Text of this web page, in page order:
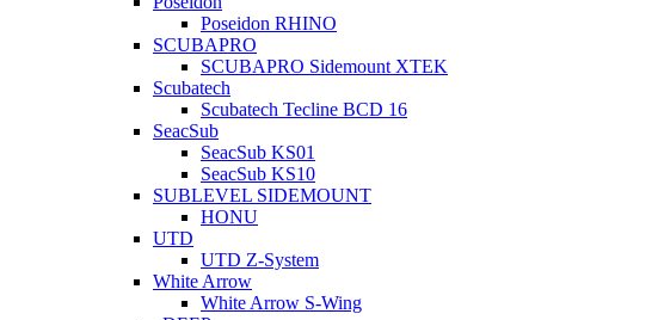
Poseidon RHINO
SCUBAPRO
SCUBAPRO Sidemount XTEK
Scubatech
Scubatech Tecline BCD 16
SeacSub
SeacSub KS01
SeacSub KS10
SUBLEVEL SIDEMOUNT
HONU
UTD
UTD Z-System
White Arrow
White Arrow S-Wing